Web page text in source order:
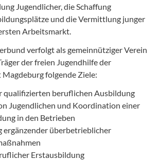
Jugendlicher, die Schaffung
und die Vermittlung junger
Arbeitsmarkt.
verfolgt als gemeinnütziger Verein
der freien Jugendhilfe der
folgende Ziele:
qualifizierten beruflichen Ausbildung
Jugendlichen und Koordination einer
in den Betrieben
ergänzender überbetrieblicher
Erstausbildung